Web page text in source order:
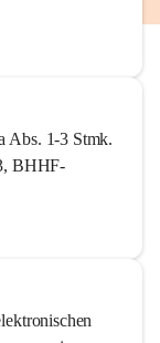
Abs. 1-3 Stmk.
BHHF-